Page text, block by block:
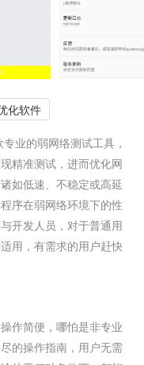
化软件
业的弱网络测试工具，
精准测试，进而优化网
如低速、不稳定或高延
序在弱网络环境下的性
开发人员，对于普通用
用，有需求的用户赶快
作简便，哪怕是非专业
的操作指南，用户无需